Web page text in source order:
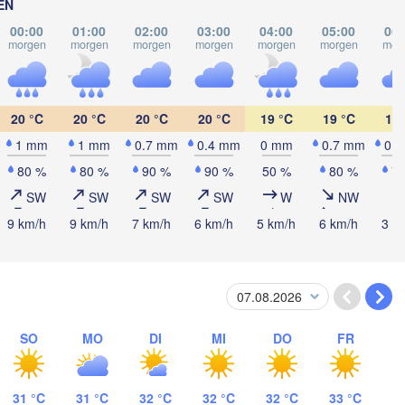
00:00
morgen
01:00
morgen
02:00
morgen
03:00
morgen
04:00
morgen
05:00
morgen
20 °C
1 mm
80 %
SW
9 km/h
20 °C
1 mm
80 %
SW
9 km/h
20 °C
0.7 mm
90 %
SW
7 km/h
20 °C
0.4 mm
90 %
SW
6 km/h
19 °C
0 mm
50 %
W
5 km/h
19 °C
0.7 mm
80 %
NW
6 km/h
19
3
SO
31 °C
MO
31 °C
DI
32 °C
MI
32 °C
DO
32 °C
FR
33 °C
Одеса
(Odesa)
Chișinău
Кривий
(Chernivtsi)
Brașov
Galați
Пловдив
(Plovdiv)
(Mykolaiv)
(Varna)
RUMÄNIEN
BULGARIEN
REPUBLIK
MOLDAU
H